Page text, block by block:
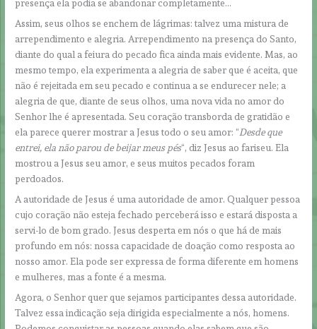
presença ela podia se abandonar completamente…
Assim, seus olhos se enchem de lágrimas: talvez uma mistura de
arrependimento e alegria. Arrependimento na presença do Santo,
diante do qual a feiura do pecado fica ainda mais evidente. Mas, ao
mesmo tempo, ela experimenta a alegria de saber que é aceita, que
não é rejeitada em seu pecado e continua a se endurecer nele; a
alegria de que, diante de seus olhos, uma nova vida no amor do
Senhor lhe é apresentada. Seu coração transborda de gratidão e
ela parece querer mostrar a Jesus todo o seu amor: “Desde que
entrei, ela não parou de beijar meus pés“, diz Jesus ao fariseu. Ela
mostrou a Jesus seu amor, e seus muitos pecados foram
perdoados.
A autoridade de Jesus é uma autoridade de amor. Qualquer pessoa
cujo coração não esteja fechado perceberá isso e estará disposta a
servi-lo de bom grado. Jesus desperta em nós o que há de mais
profundo em nós: nossa capacidade de doação como resposta ao
nosso amor. Ela pode ser expressa de forma diferente em homens
e mulheres, mas a fonte é a mesma.
Agora, o Senhor quer que sejamos participantes dessa autoridade.
Talvez essa indicação seja dirigida especialmente a nós, homens.